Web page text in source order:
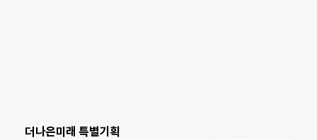
더나은미래 특별기획